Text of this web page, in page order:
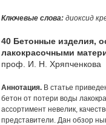
Ключевые слова: диоксид
40 Бетонные изделия,
лакокрасочными
проф. И. Н. Хряпченкова
Аннотация. В статье
бетон от потери воды
ассортимент невелик,
представители. Дан обзор